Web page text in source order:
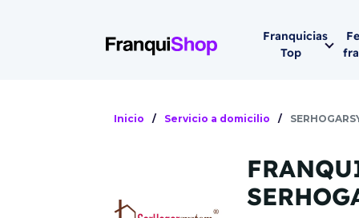
Franquicias
Top
Hostelería
Estética y
Lleva tu
Inicio / Servicio a domicilio /